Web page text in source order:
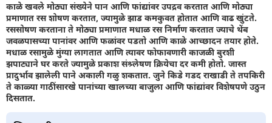
काळे खवले मोठ्या संख्येने पान आणि फांद्यांवर उपद्रव करतात आणि मोठ्या
प्रमाणात रस शोषण करतात, ज्यामुळे झाड कमकुवत होतात आणि वाढ खुंटते.
रससोषण करताना ते मोठ्या प्रमाणात मधाळ रस निर्माण करतात ज्याचे थेंब
जवळपासच्या पानांवर आणि फळांवर पडतो आणि काळे आच्छादन तयार होते.
मधाळ रसामुळे मुंग्या लागतात आणि त्यावर फोफावणारी काजळी बुरशी
झपाट्याने घर करते ज्यामुळे प्रकाश संश्र्लेषण क्रियेचा दर कमी होतो. जास्त
प्रादुर्भाव झालेली पाने अकाली गळु शकतात. जुने किडे गडद राखाडी ते तपकिरी
ते काळ्या गाठींसारखे पानांच्या खालच्या बाजुला आणि फांद्यांवर विशेषपणे उठुन
दिसतात.